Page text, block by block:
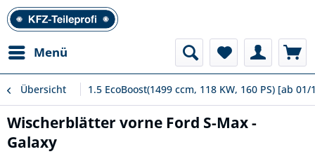
Menü
Übersicht 1.5 EcoBoost(1499 ccm, 118 KW, 160 PS) [ab 01/
Wischerblätter vorne Ford S-Max -
Galaxy